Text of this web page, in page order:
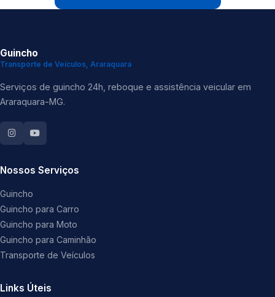
Guincho
Transporte de Veículos, Araraquara
Serviços de guincho 24h, reboque e assistência veicular em
Araraquara-MG.
Nossos Serviços
Guincho
Guincho para Carro
Guincho para Moto
Guincho para Caminhão
Transporte de Veículos
Links Úteis